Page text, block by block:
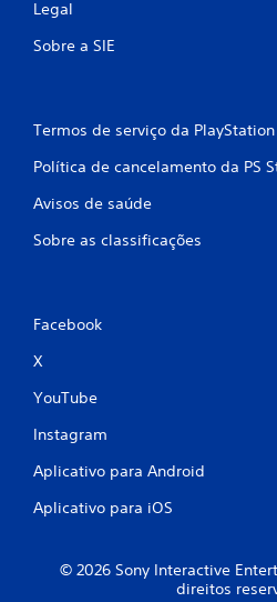
Legal
Sobre a SIE
Termos de serviço da PlayStation
Política de cancelamento da PS
Avisos de saúde
Sobre as classificações
Facebook
X
YouTube
Instagram
Aplicativo para Android
Aplicativo para iOS
© 2026 Sony Interactive
direitos